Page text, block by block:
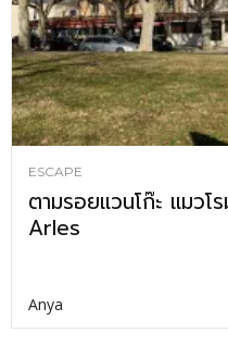
ESCAPE
ตามรอยแวนโก๊ะ แมวโ
Arles
Anya